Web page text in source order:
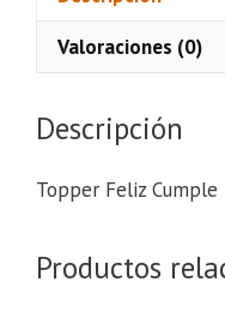
Valoraciones (0)
Descripción
Topper Feliz Cumple
Productos